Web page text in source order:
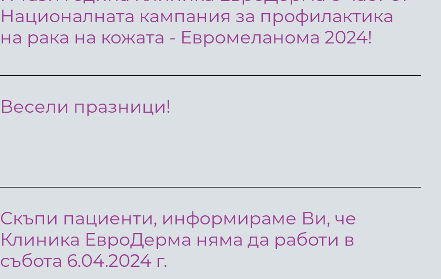
Националната кампания за профилактика
на рака на кожата - Евромеланома 2024!
Весели празници!
Скъпи пациенти, информираме Ви, че
Клиника ЕвроДерма няма да работи в
събота 6.04.2024 г.